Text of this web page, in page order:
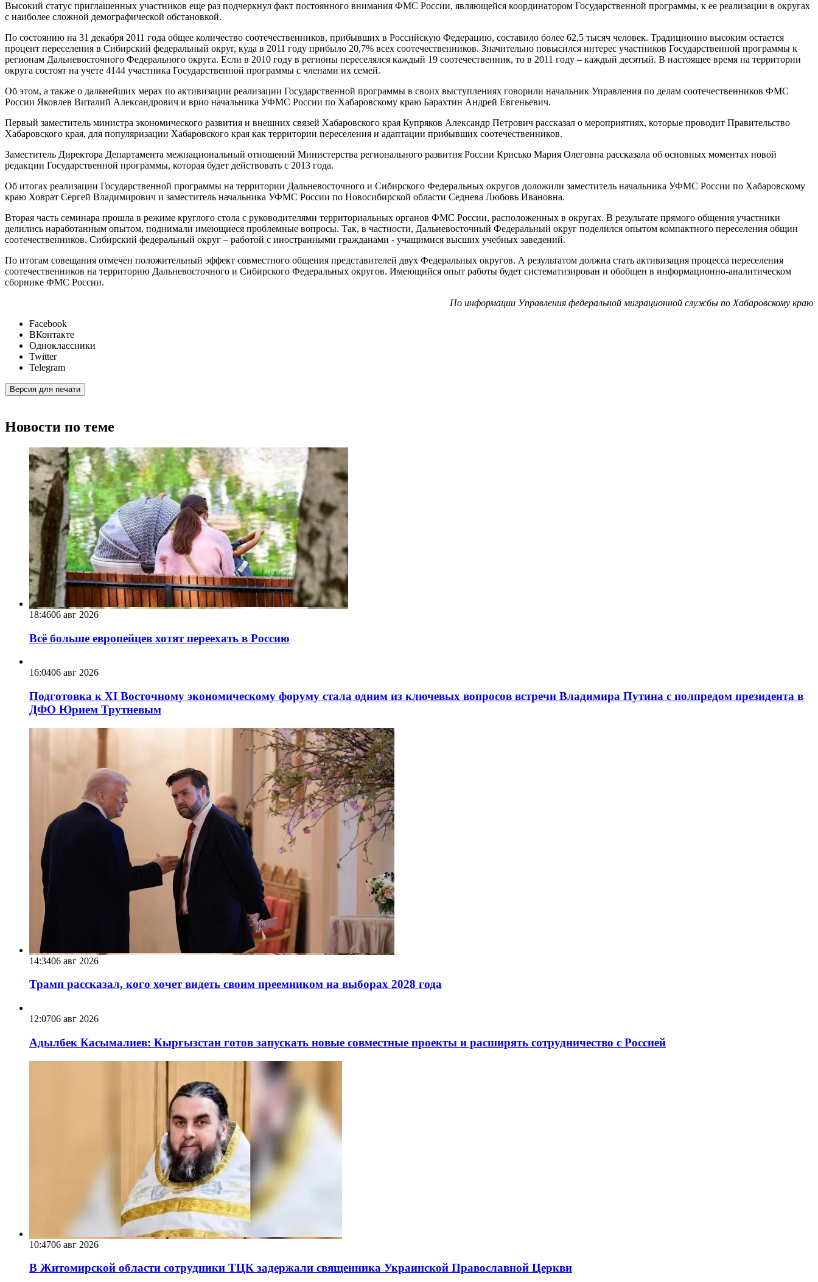
Высокий статус приглашенных участников еще раз подчеркнул факт постоянного внимания ФМС России, являющейся координатором Государственной программы, к ее реализации в округах
с наиболее сложной демографической обстановкой.
По состоянию на 31 декабря 2011 года общее количество соотечественников, прибывших в Российскую Федерацию, составило более 62,5 тысяч человек. Традиционно высоким остается
процент переселения в Сибирский федеральный округ, куда в 2011 году прибыло 20,7% всех соотечественников. Значительно повысился интерес участников Государственной программы к
регионам Дальневосточного Федерального округа. Если в 2010 году в регионы переселялся каждый 19 соотечественник, то в 2011 году – каждый десятый. В настоящее время на территории
округа состоят на учете 4144 участника Государственной программы с членами их семей.
Об этом, а также о дальнейших мерах по активизации реализации Государственной программы в своих выступлениях говорили начальник Управления по делам соотечественников ФМС
России Яковлев Виталий Александрович и врио начальника УФМС России по Хабаровскому краю Барахтин Андрей Евгеньевич.
Первый заместитель министра экономического развития и внешних связей Хабаровского края Купряков Александр Петрович рассказал о мероприятиях, которые проводит Правительство
Хабаровского края, для популяризации Хабаровского края как территории переселения и адаптации прибывших соотечественников.
Заместитель Директора Департамента межнациональный отношений Министерства регионального развития России Крисько Мария Олеговна рассказала об основных моментах новой
редакции Государственной программы, которая будет действовать с 2013 года.
Об итогах реализации Государственной программы на территории Дальневосточного и Сибирского Федеральных округов доложили заместитель начальника УФМС России по Хабаровскому
краю Ховрат Сергей Владимирович и заместитель начальника УФМС России по Новосибирской области Седнева Любовь Ивановна.
Вторая часть семинара прошла в режиме круглого стола с руководителями территориальных органов ФМС России, расположенных в округах. В результате прямого общения участники
делились наработанным опытом, поднимали имеющиеся проблемные вопросы. Так, в частности, Дальневосточный Федеральный округ поделился опытом компактного переселения общин
соотечественников. Сибирский федеральный округ – работой с иностранными гражданами - учащимися высших учебных заведений.
По итогам совещания отмечен положительный эффект совместного общения представителей двух Федеральных округов. А результатом должна стать активизация процесса переселения
соотечественников на территорию Дальневосточного и Сибирского Федеральных округов. Имеющийся опыт работы будет систематизирован и обобщен в информационно-аналитическом
сборнике ФМС России.
По информации Управления федеральной миграционной службы по Хабаровскому краю
Facebook
ВКонтакте
Одноклассники
Twitter
Telegram
Версия для печати
Новости по теме
18:4606 авг 2026
Всё больше европейцев хотят переехать в Россию
16:0406 авг 2026
Подготовка к XI Восточному экономическому форуму стала одним из ключевых вопросов встречи Владимира Путина с полпредом президента в
ДФО Юрием Трутневым
14:3406 авг 2026
Трамп рассказал, кого хочет видеть своим преемником на выборах 2028 года
12:0706 авг 2026
Адылбек Касымалиев: Кыргызстан готов запускать новые совместные проекты и расширять сотрудничество с Россией
10:4706 авг 2026
В Житомирской области сотрудники ТЦК задержали священника Украинской Православной Церкви